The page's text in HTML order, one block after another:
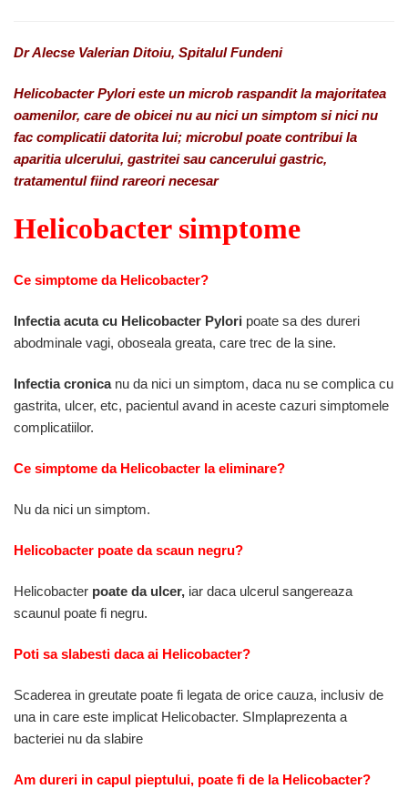
Helicobacter
Dr Alecse Valerian Ditoiu, Spitalul Fundeni
Helicobacter Pylori este un microb raspandit la majoritatea
oamenilor, care de obicei nu au nici un simptom si nici nu
fac complicatii datorita lui; microbul poate contribui la
aparitia ulcerului, gastritei sau cancerului gastric,
tratamentul fiind rareori necesar
Helicobacter simptome
Ce simptome da Helicobacter?
Infectia acuta cu Helicobacter Pylori poate sa des dureri
abodminale vagi, oboseala greata, care trec de la sine.
Infectia cronica nu da nici un simptom, daca nu se complica cu
gastrita, ulcer, etc, pacientul avand in aceste cazuri simptomele
complicatiilor.
Ce simptome da Helicobacter la eliminare?
Nu da nici un simptom.
Helicobacter poate da scaun negru?
Helicobacter poate da ulcer, iar daca ulcerul sangereaza
scaunul poate fi negru.
Poti sa slabesti daca ai Helicobacter?
Scaderea in greutate poate fi legata de orice cauza, inclusiv de
una in care este implicat Helicobacter. SImplaprezenta a
bacteriei nu da slabire
Am dureri in capul pieptului, poate fi de la Helicobacter?